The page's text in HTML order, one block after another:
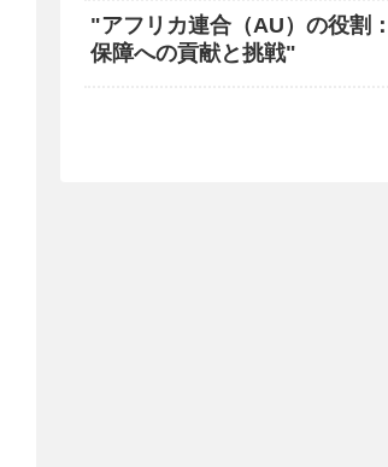
"アフリカ連合（AU）の役割
保障への貢献と挑戦"